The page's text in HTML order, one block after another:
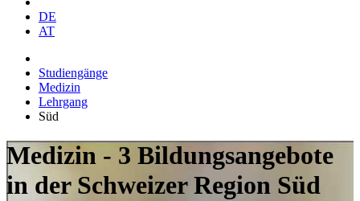
DE
AT
Studiengänge
Medizin
Lehrgang
Süd
Medizin - 3 Bildungsangebote
in der Schweizer Region Süd